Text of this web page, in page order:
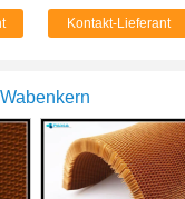
Mittellage-Kleber-
verbundenes
Kontakt-Lieferant